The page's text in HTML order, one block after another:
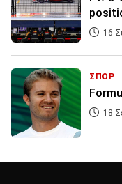
16
ΣΠΟΡ
18